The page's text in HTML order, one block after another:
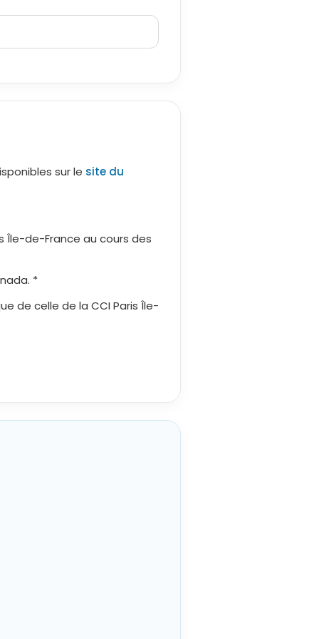
sur le site du
Île-de-France au cours des
*
de celle de la CCI Paris Île-